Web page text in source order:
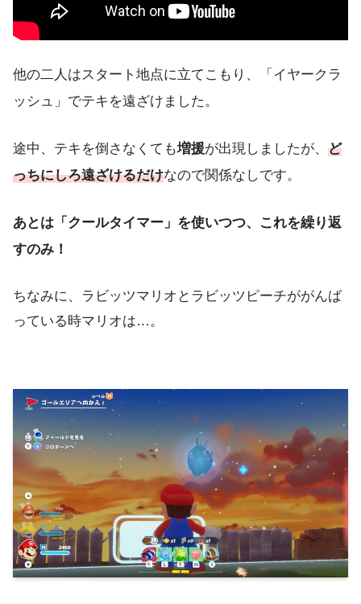
他の二人はスタート地点に立てこもり、「イヤークラ
ッシュ」でテキを遠ざけました。
途中、テキを倒さなくても増援が出現しましたが、 ど
っちにしろ遠ざけるだけなので関係なしです。
あとは「クールタイマー」を使いつつ、これを繰り返
すのみ！
ちなみに、ラビッツマリオとラビッツピーチががんば
っている時マリオは…。